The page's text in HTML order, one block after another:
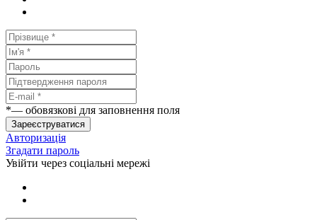
*— обовязкові для заповнення поля
Зареєструватися
Авторизація
Згадати пароль
Увійти через соціальні мережі